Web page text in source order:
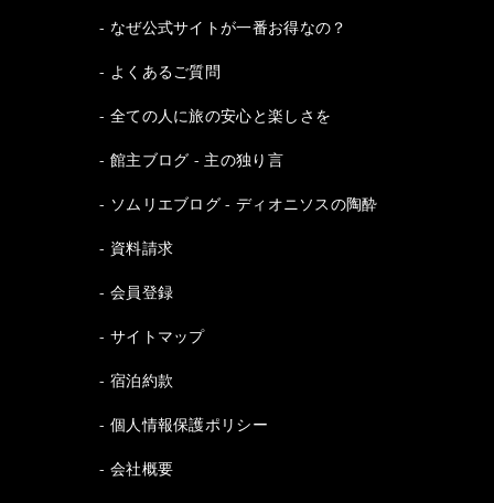
なぜ公式サイトが一番お得なの？
よくあるご質問
全ての人に旅の安心と楽しさを
館主ブログ - 主の独り言
ソムリエブログ - ディオニソスの陶酔
資料請求
会員登録
サイトマップ
宿泊約款
個人情報保護ポリシー
会社概要